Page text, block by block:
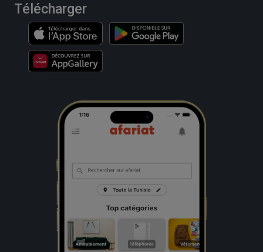
Télécharger